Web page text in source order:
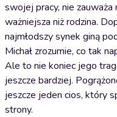
swojej pracy, nie
ważniejsza niż rodzina.
najmłodszy synek giną
Michał zrozumie, co tak
Ale to nie koniec jego
jeszcze bardziej.
jeszcze jeden cios, który
strony.